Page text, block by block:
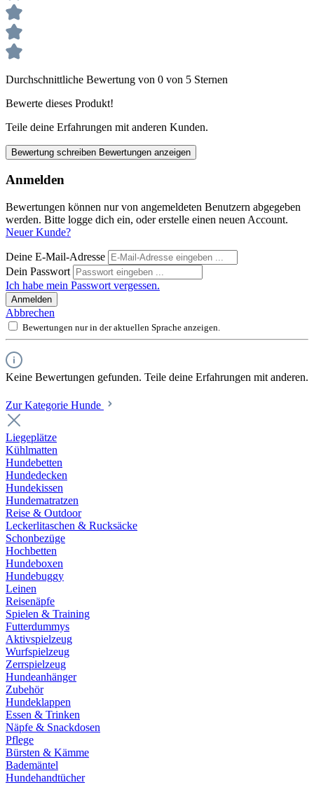
Durchschnittliche Bewertung von 0 von 5 Sternen
Bewerte dieses Produkt!
Teile deine Erfahrungen mit anderen Kunden.
Bewertung schreiben Bewertungen anzeigen
Anmelden
Bewertungen können nur von angemeldeten Benutzern abgegeben
werden. Bitte logge dich ein, oder erstelle einen neuen Account.
Neuer Kunde?
Deine E-Mail-Adresse
Dein Passwort
Ich habe mein Passwort vergessen.
Anmelden
Abbrechen
Bewertungen nur in der aktuellen Sprache anzeigen.
Keine Bewertungen gefunden. Teile deine Erfahrungen mit anderen.
Zur Kategorie Hunde
Liegeplätze
Kühlmatten
Hundebetten
Hundedecken
Hundekissen
Hundematratzen
Reise & Outdoor
Leckerlitaschen & Rucksäcke
Schonbezüge
Hochbetten
Hundeboxen
Hundebuggy
Leinen
Reisenäpfe
Spielen & Training
Futterdummys
Aktivspielzeug
Wurfspielzeug
Zerrspielzeug
Hundeanhänger
Zubehör
Hundeklappen
Essen & Trinken
Näpfe & Snackdosen
Pflege
Bürsten & Kämme
Bademäntel
Hundehandtücher